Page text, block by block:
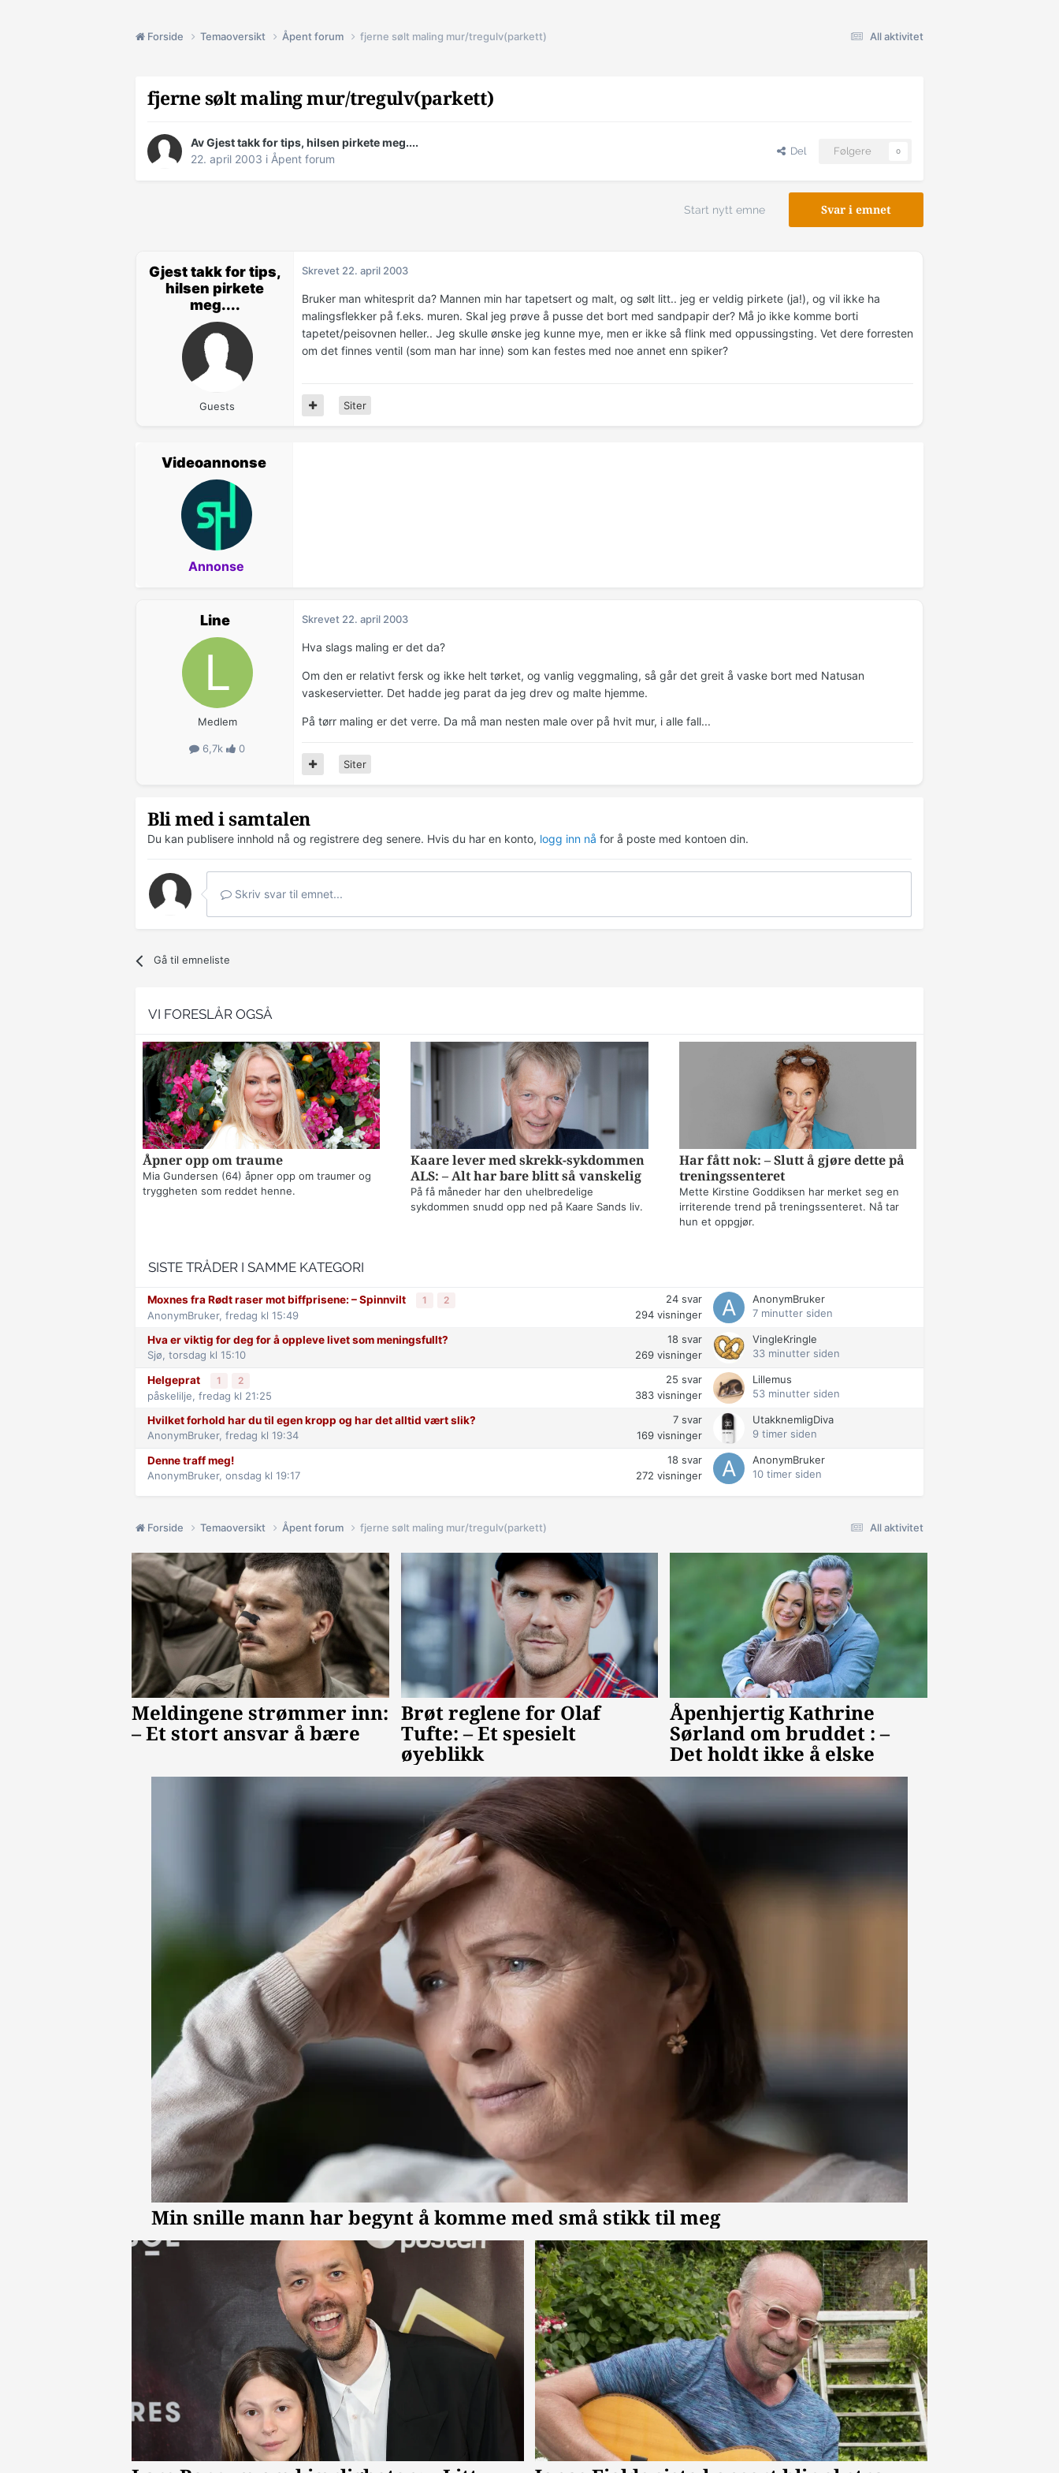
All aktivitet
Forside Temaoversikt Åpent forum fjerne sølt maling mur/tregulv(parkett)
fjerne sølt maling mur/tregulv(parkett)
Av Gjest takk for tips, hilsen pirkete meg....
22. april 2003 i Åpent forum
Del Følgere 0
Svar i emnet
Start nytt emne
Gjest takk for tips,
hilsen pirkete
meg....
Guests
Skrevet 22. april 2003
Bruker man whitesprit da? Mannen min har tapetsert og malt, og sølt litt.. jeg er veldig pirkete (ja!), og vil ikke ha
malingsflekker på f.eks. muren. Skal jeg prøve å pusse det bort med sandpapir der? Må jo ikke komme borti
tapetet/peisovnen heller.. Jeg skulle ønske jeg kunne mye, men er ikke så flink med oppussingsting. Vet dere forresten
om det finnes ventil (som man har inne) som kan festes med noe annet enn spiker?
Siter
Videoannonse
Annonse
Line
Medlem
6,7k 0
Skrevet 22. april 2003
Hva slags maling er det da?
Om den er relativt fersk og ikke helt tørket, og vanlig veggmaling, så går det greit å vaske bort med Natusan
vaskeservietter. Det hadde jeg parat da jeg drev og malte hjemme.
På tørr maling er det verre. Da må man nesten male over på hvit mur, i alle fall...
Siter
Bli med i samtalen
Du kan publisere innhold nå og registrere deg senere. Hvis du har en konto, logg inn nå for å poste med kontoen din.
Skriv svar til emnet...
Gå til emneliste
VI FORESLÅR OGSÅ
Åpner opp om traume
Mia Gundersen (64) åpner opp om traumer og
tryggheten som reddet henne.
Kaare lever med skrekk-sykdommen
ALS: – Alt har bare blitt så vanskelig
På få måneder har den uhelbredelige
sykdommen snudd opp ned på Kaare Sands liv.
Har fått nok: – Slutt å gjøre dette på
treningssenteret
Mette Kirstine Goddiksen har merket seg en
irriterende trend på treningssenteret. Nå tar
hun et oppgjør.
SISTE TRÅDER I SAMME KATEGORI
Moxnes fra Rødt raser mot biff­prisene: –⁠ Spinnvilt 1 2
AnonymBruker, fredag kl 15:49
24 svar
294 visninger
AnonymBruker
7 minutter siden
Hva er viktig for deg for å oppleve livet som meningsfullt?
Sjø, torsdag kl 15:10
18 svar
269 visninger
VingleKringle
33 minutter siden
Helgeprat 1 2
påskelilje, fredag kl 21:25
25 svar
383 visninger
Lillemus
53 minutter siden
Hvilket forhold har du til egen kropp og har det alltid vært slik?
AnonymBruker, fredag kl 19:34
7 svar
169 visninger
UtakknemligDiva
9 timer siden
Denne traff meg!
AnonymBruker, onsdag kl 19:17
18 svar
272 visninger
AnonymBruker
10 timer siden
All aktivitet
Forside Temaoversikt Åpent forum fjerne sølt maling mur/tregulv(parkett)